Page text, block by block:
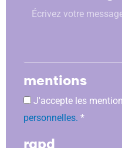
mentions
J'accepte les
personnelles. *
rgpd